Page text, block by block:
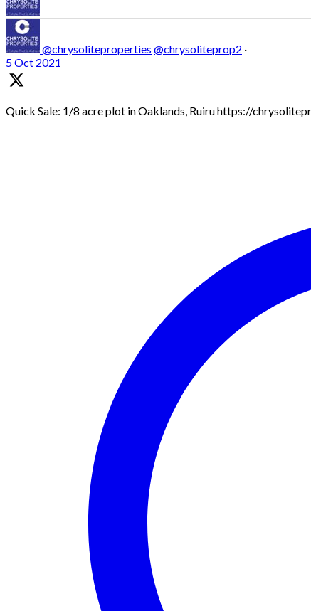
@chrysoliteproperties @chrysoliteprop2 ·
5 Oct 2021
Quick Sale: 1/8 acre plot in Oaklands, Ruiru https://